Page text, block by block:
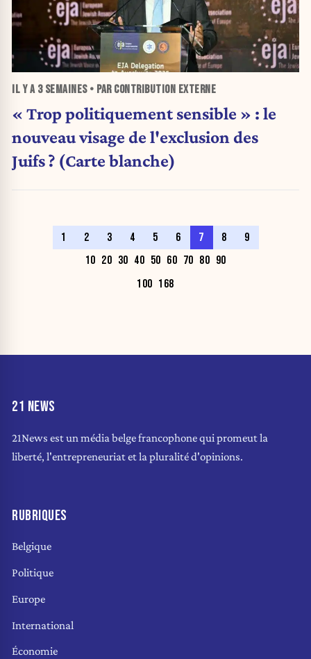
IL Y A 3 SEMAINES• PAR CONTRIBUTION EXTERNE
« Trop politiquement sensible » : le
nouveau visage de l'exclusion des
Juifs ? (Carte blanche)
1 2 3 4 5 6 7 8
9
10 20 30 40 50 60 70 80 90
100 168
21 NEWS
21News est un média belge francophone qui promeut la
liberté, l'entrepreneuriat et la pluralité d'opinions.
RUBRIQUES
Belgique
Politique
Europe
International
Économie